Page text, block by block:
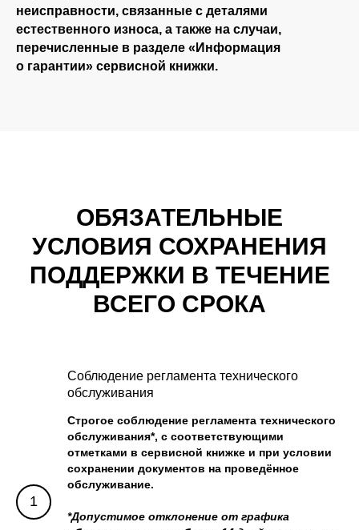
неисправности, связанные с деталями
естественного износа, а также на случаи,
перечисленные в разделе «Информация
о гарантии» сервисной книжки.
ОБЯЗАТЕЛЬНЫЕ
УСЛОВИЯ СОХРАНЕНИЯ
ПОДДЕРЖКИ В ТЕЧЕНИЕ
ВСЕГО СРОКА
Соблюдение регламента технического
обслуживания
Строгое соблюдение регламента технического
обслуживания*, с соответствующими
отметками в сервисной книжке и при условии
сохранении документов на проведённое
обслуживание.
*Допустимое отклонение от графика